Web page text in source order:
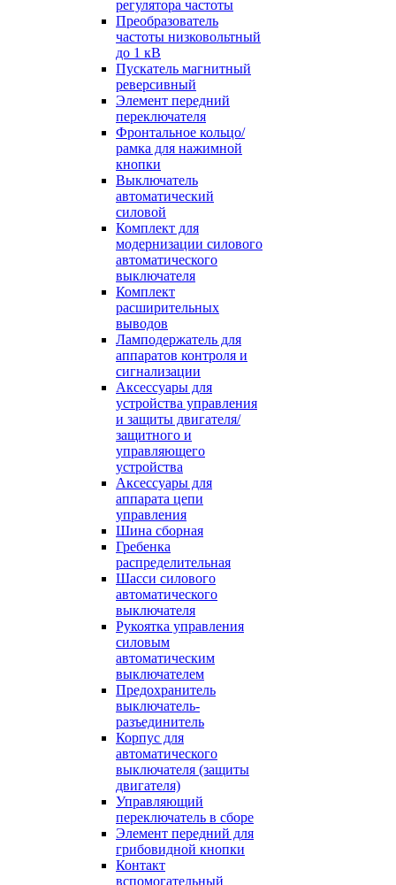
регулятора частоты
Преобразователь
частоты низковольтный
до 1 кВ
Пускатель магнитный
реверсивный
Элемент передний
переключателя
Фронтальное кольцо/
рамка для нажимной
кнопки
Выключатель
автоматический
силовой
Комплект для
модернизации силового
автоматического
выключателя
Комплект
расширительных
выводов
Ламподержатель для
аппаратов контроля и
сигнализации
Аксессуары для
устройства управления
и защиты двигателя/
защитного и
управляющего
устройства
Аксессуары для
аппарата цепи
управления
Шина сборная
Гребенка
распределительная
Шасси силового
автоматического
выключателя
Рукоятка управления
силовым
автоматическим
выключателем
Предохранитель
выключатель-
разъединитель
Корпус для
автоматического
выключателя (защиты
двигателя)
Управляющий
переключатель в сборе
Элемент передний для
грибовидной кнопки
Контакт
вспомогательный